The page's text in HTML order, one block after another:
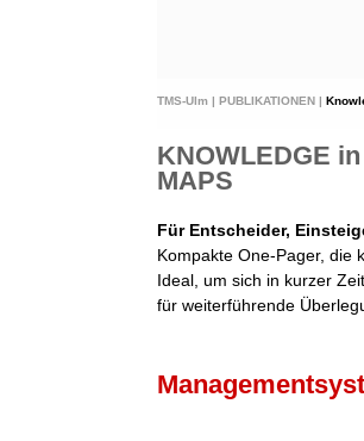
TMS-Ulm | PUBLIKATIONEN |
KNOWLEDGE
MAPS
Für Entscheider,
Kompakte One-Pager, die
Ideal, um sich in kurzer
für weiterführende